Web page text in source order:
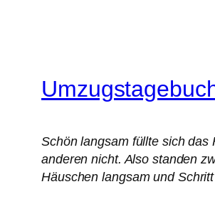
Schön langsam füllte sich das
anderen nicht. Also standen
Häuschen langsam und